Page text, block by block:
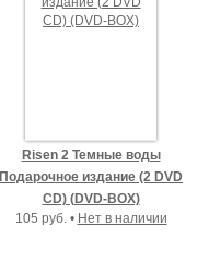
Risen 2 Темные воды
Подарочное издание (2 DVD
CD) (DVD-BOX)
105 руб. • Нет в наличии